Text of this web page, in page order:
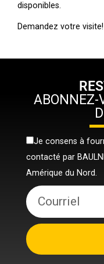
disponibles.
Demandez votre visite!
ABONNEZ-
Je consens à
contacté par
Amérique du Nord.